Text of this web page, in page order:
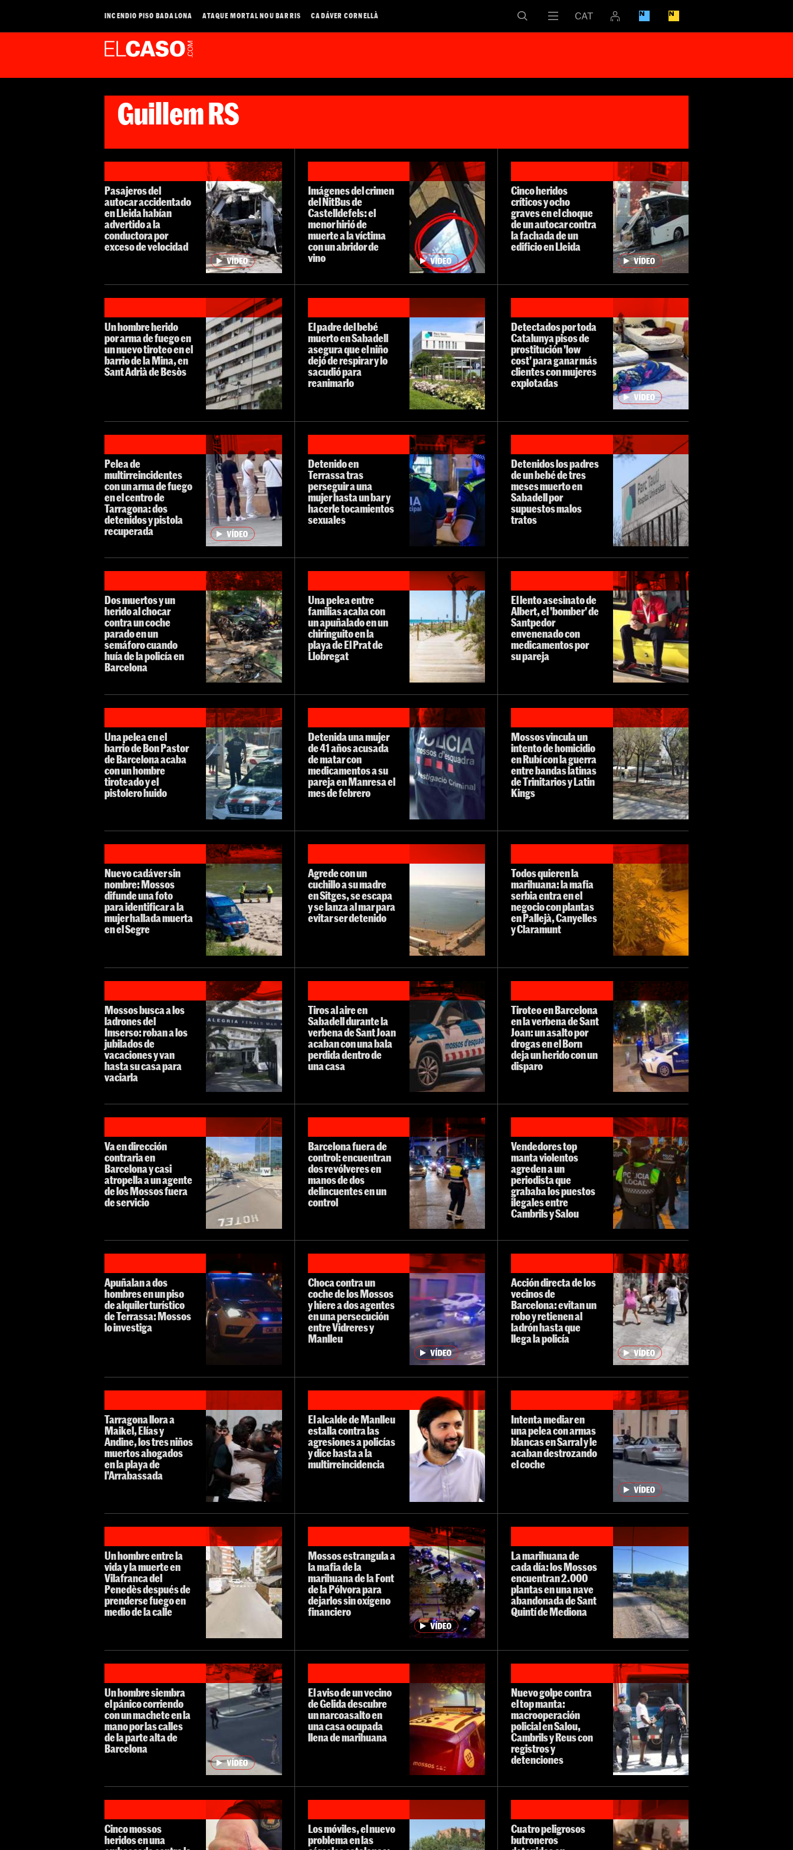
INCENDIO PISO BADALONA ATAQUE MORTAL NOU BARRIS CADÁVER CORNELLÀ
Guillem RS
Pasajeros del
autocar accidentado
en Lleida habían
advertido a la
conductora por
exceso de velocidad
Imágenes del crimen
del NitBus de
Castelldefels: el
menor hirió de
muerte a la víctima
con un abridor de
vino
Cinco heridos
críticos y ocho
graves en el choque
de un autocar contra
la fachada de un
edificio en Lleida
Un hombre herido
por arma de fuego en
un nuevo tiroteo en el
barrio de la Mina, en
Sant Adrià de Besòs
El padre del bebé
muerto en Sabadell
asegura que el niño
dejó de respirar y lo
sacudió para
reanimarlo
Detectados por toda
Catalunya pisos de
prostitución 'low
cost' para ganar más
clientes con mujeres
explotadas
Pelea de
multirreincidentes
con un arma de fuego
en el centro de
Tarragona: dos
detenidos y pistola
recuperada
Detenido en
Terrassa tras
perseguir a una
mujer hasta un bar y
hacerle tocamientos
sexuales
Detenidos los padres
de un bebé de tres
meses muerto en
Sabadell por
supuestos malos
tratos
Dos muertos y un
herido al chocar
contra un coche
parado en un
semáforo cuando
huía de la policía en
Barcelona
Una pelea entre
familias acaba con
un apuñalado en un
chiringuito en la
playa de El Prat de
Llobregat
El lento asesinato de
Albert, el 'bomber' de
Santpedor
envenenado con
medicamentos por
su pareja
Una pelea en el
barrio de Bon Pastor
de Barcelona acaba
con un hombre
tiroteado y el
pistolero huido
Detenida una mujer
de 41 años acusada
de matar con
medicamentos a su
pareja en Manresa el
mes de febrero
Mossos vincula un
intento de homicidio
en Rubí con la guerra
entre bandas latinas
de Trinitarios y Latin
Kings
Nuevo cadáver sin
nombre: Mossos
difunde una foto
para identificar a la
mujer hallada muerta
en el Segre
Agrede con un
cuchillo a su madre
en Sitges, se escapa
y se lanza al mar para
evitar ser detenido
Todos quieren la
marihuana: la mafia
serbia entra en el
negocio con plantas
en Pallejà, Canyelles
y Claramunt
Mossos busca a los
ladrones del
Imserso: roban a los
jubilados de
vacaciones y van
hasta su casa para
vaciarla
Tiros al aire en
Sabadell durante la
verbena de Sant Joan
acaban con una bala
perdida dentro de
una casa
Tiroteo en Barcelona
en la verbena de Sant
Joan: un asalto por
drogas en el Born
deja un herido con un
disparo
Va en dirección
contraria en
Barcelona y casi
atropella a un agente
de los Mossos fuera
de servicio
Barcelona fuera de
control: encuentran
dos revólveres en
manos de dos
delincuentes en un
control
Vendedores top
manta violentos
agreden a un
periodista que
grababa los puestos
ilegales entre
Cambrils y Salou
Apuñalan a dos
hombres en un piso
de alquiler turístico
de Terrassa: Mossos
lo investiga
Choca contra un
coche de los Mossos
y hiere a dos agentes
en una persecución
entre Vidreres y
Manlleu
Acción directa de los
vecinos de
Barcelona: evitan un
robo y retienen al
ladrón hasta que
llega la policía
Tarragona llora a
Maikel, Elías y
Andine, los tres niños
muertos ahogados
en la playa de
l'Arrabassada
El alcalde de Manlleu
estalla contra las
agresiones a policías
y dice basta a la
multirreincidencia
Intenta mediar en
una pelea con armas
blancas en Sarral y le
acaban destrozando
el coche
Un hombre entre la
vida y la muerte en
Vilafranca del
Penedès después de
prenderse fuego en
medio de la calle
Mossos estrangula a
la mafia de la
marihuana de la Font
de la Pólvora para
dejarlos sin oxígeno
financiero
La marihuana de
cada día: los Mossos
encuentran 2.000
plantas en una nave
abandonada de Sant
Quintí de Mediona
Un hombre siembra
el pánico corriendo
con un machete en la
mano por las calles
de la parte alta de
Barcelona
El aviso de un vecino
de Gelida descubre
un narcoasalto en
una casa ocupada
llena de marihuana
Nuevo golpe contra
el top manta:
macrooperación
policial en Salou,
Cambrils y Reus con
registros y
detenciones
Cinco mossos
heridos en una
Los móviles, el nuevo
problema en las
Cuatro peligrosos
butroneros